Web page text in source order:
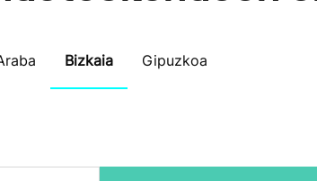
Bizkaia Gipuzkoa